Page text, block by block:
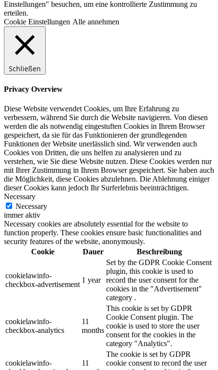
Einstellungen" besuchen, um eine kontrollierte Zustimmung zu
erteilen.
Cookie Einstellungen Alle annehmen
Schließen
Privacy Overview
Diese Website verwendet Cookies, um Ihre Erfahrung zu
verbessern, während Sie durch die Website navigieren. Von diesen
werden die als notwendig eingestuften Cookies in Ihrem Browser
gespeichert, da sie für das Funktionieren der grundlegenden
Funktionen der Website unerlässlich sind. Wir verwenden auch
Cookies von Dritten, die uns helfen zu analysieren und zu
verstehen, wie Sie diese Website nutzen. Diese Cookies werden nur
mit Ihrer Zustimmung in Ihrem Browser gespeichert. Sie haben auch
die Möglichkeit, diese Cookies abzulehnen. Die Ablehnung einiger
dieser Cookies kann jedoch Ihr Surferlebnis beeinträchtigen.
Necessary
Necessary
immer aktiv
Necessary cookies are absolutely essential for the website to
function properly. These cookies ensure basic functionalities and
security features of the website, anonymously.
Cookie
Dauer Beschreibung
cookielawinfo-
checkbox-advertisement
1 year
Set by the GDPR Cookie Consent
plugin, this cookie is used to
record the user consent for the
cookies in the "Advertisement"
category .
cookielawinfo-
checkbox-analytics
11
months
This cookie is set by GDPR
Cookie Consent plugin. The
cookie is used to store the user
consent for the cookies in the
category "Analytics".
cookielawinfo-
11
The cookie is set by GDPR
cookie consent to record the user